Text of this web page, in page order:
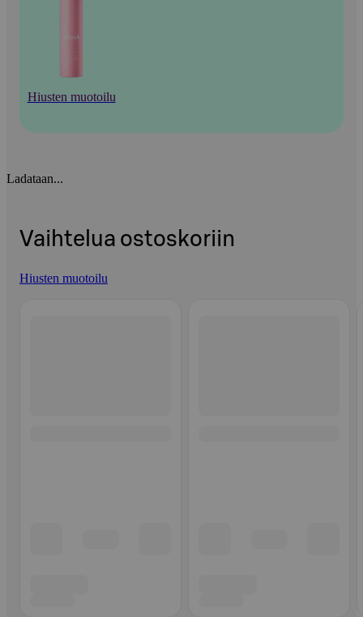
Hiusten muotoilu
Ladataan...
Vaihtelua ostoskoriin
Hiusten muotoilu